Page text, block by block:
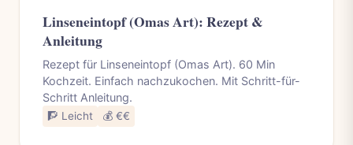
Linseneintopf (Omas Art): Rezept &
Anleitung
Rezept für Linseneintopf (Omas Art). 60 Min
Kochzeit. Einfach nachzukochen. Mit Schritt-für-
Schritt Anleitung.
🧗 Leicht 💰 €€